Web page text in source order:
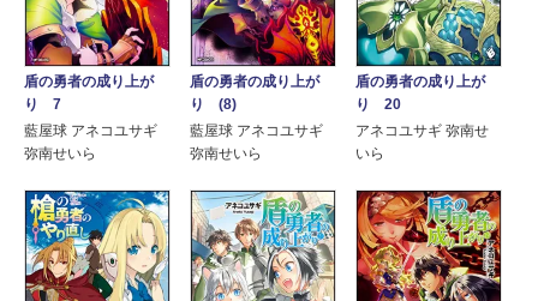
盾の勇者の成り上が
り 7
藍屋球 アネコユサギ
弥南せいら
盾の勇者の成り上が
り (8)
藍屋球 アネコユサギ
弥南せいら
盾の勇者の成り上が
り 20
アネコユサギ 弥南せ
いら